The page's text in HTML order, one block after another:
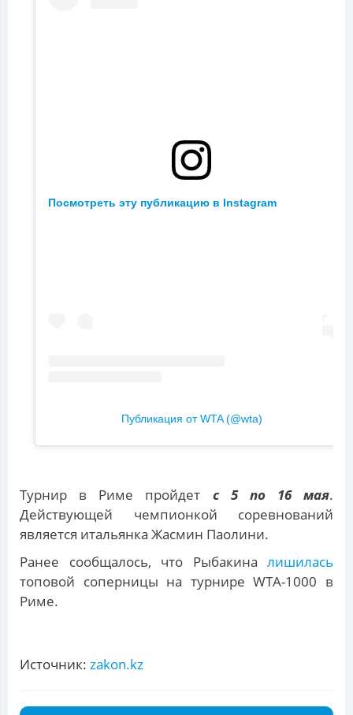
Посмотреть эту публикацию в Instagram
Публикация от WTA (@wta)
Турнир в Риме пройдет с 5 по 16 мая.
Действующей чемпионкой соревнований
является итальянка Жасмин Паолини.
Ранее сообщалось, что Рыбакина лишилась
топовой соперницы на турнире WTA-1000 в
Риме.
Источник: zakon.kz